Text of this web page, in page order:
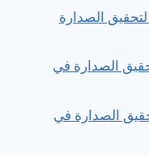
الصدارة
الصدارة في
الصدارة في